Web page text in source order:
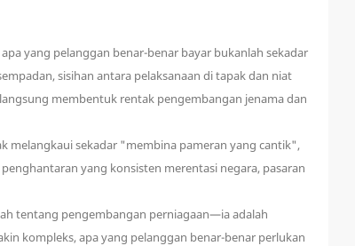
yang pelanggan benar-benar bayar bukanlah sekadar
sisihan antara pelaksanaan di tapak dan niat
membentuk rentak pengembangan jenama dan
melangkaui sekadar "membina pameran yang cantik",
yang konsisten merentasi negara, pasaran
tentang pengembangan perniagaan—ia adalah
kompleks, apa yang pelanggan benar-benar perlukan